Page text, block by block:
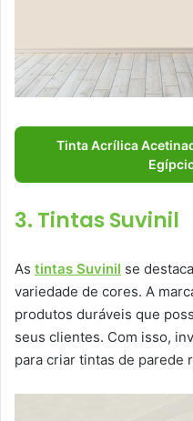
Tinta Acrílica
3. Tintas Suvinil
As tintas Suvinil se
variedade de cores. A
produtos duráveis que
seus clientes. Com isso,
para criar tintas de parede